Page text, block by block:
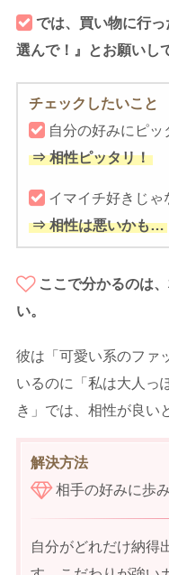
では、買い物に行
選んで！』とお願いし
チェックしたいこと
自分の好みにピッ
⇒ 相性ピッタリ！
イマイチ好きじゃ
⇒ 相性は悪いかも…
ここで分かるのは
い。
彼は「可愛い系のファ
いるのに「私は大人っ
き」では、相性が良い
解決方法
相手の好みに歩
自分がどれだけ納得